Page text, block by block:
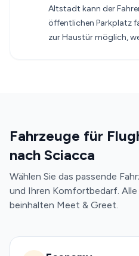
Altstadt kann der
öffentlichen Parkplatz
zur Haustür möglich,
Fahrzeuge für
nach Sciacca
Wählen Sie das passende
und Ihren Komfortbedarf.
beinhalten Meet & Greet.